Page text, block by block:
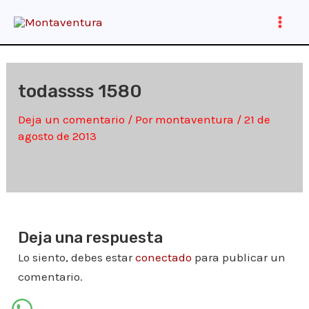
contenido
todassss 1580
Deja un comentario / Por montaventura /21 de
agosto de 2013
Deja una respuesta
Lo siento, debes estarconectado para publicar un
comentario.